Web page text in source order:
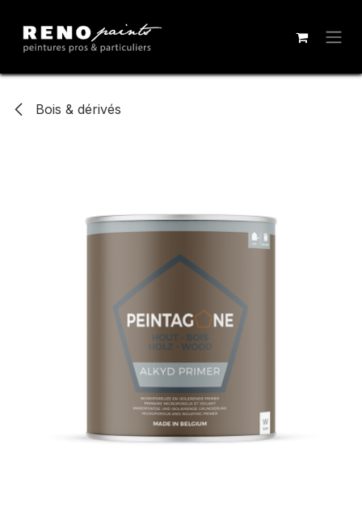
Bois & dérivés